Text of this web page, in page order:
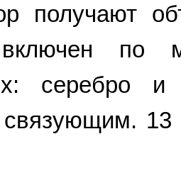
получают
включен по
серебро и